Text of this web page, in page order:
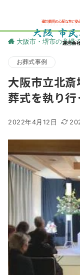
大阪市・堺市の斎場
お葬式事例
大阪市立北斎
葬式を執り
2022年4月12日